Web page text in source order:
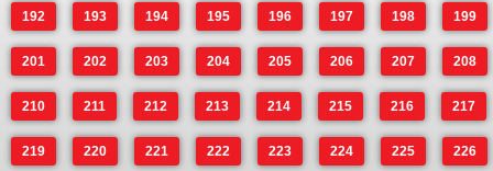
192 193 194 195 196 197 198 199
201 202 203 204 205 206 207 208
210 211 212 213 214 215 216 217
219 220 221 222 223 224 225 226